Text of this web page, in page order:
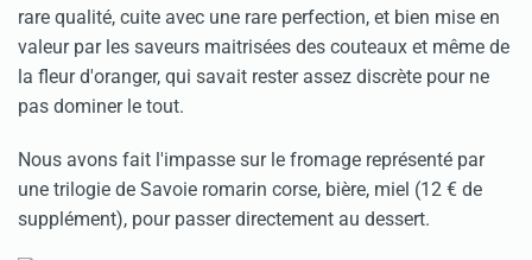
rare qualité, cuite avec une rare perfection, et bien mise en
valeur par les saveurs maitrisées des couteaux et même de
la fleur d'oranger, qui savait rester assez discrète pour ne
pas dominer le tout.
Nous avons fait l'impasse sur le fromage représenté par
une trilogie de Savoie romarin corse, bière, miel (12 € de
supplément), pour passer directement au dessert.